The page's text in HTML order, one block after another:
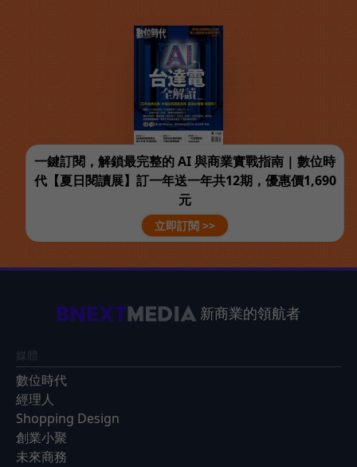
一鍵訂閱，解鎖最完整的 AI 與商業實戰指南 | 數位時
代【夏日閱讀展】訂一年送一年共12期，優惠價1,690
元
立即訂閱 >>
新商業的領航者
媒體
數位時代
經理人
Shopping Design
創業小聚
未來商務